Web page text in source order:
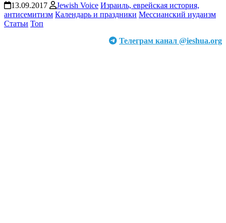
13.09.2017 Jewish Voice Израиль, еврейская история,
антисемитизм Календарь и праздники Мессианский иудаизм
Статьи Топ
Телеграм канал @ieshua.org